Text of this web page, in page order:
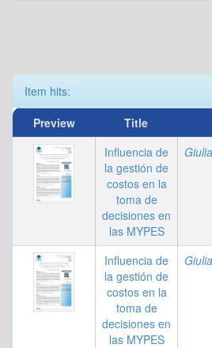
Item hits:
Preview
Title
Influencia de
la gestión de
costos en la
toma de
decisiones en
las MYPES
Influencia de
la gestión de
costos en la
toma de
decisiones en
las MYPES